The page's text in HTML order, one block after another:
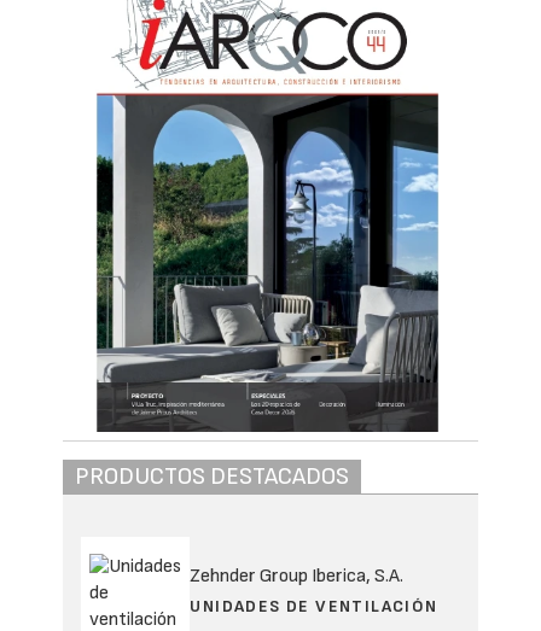
PRODUCTOS DESTACADOS
Zehnder Group Iberica, S.A.
UNIDADES DE VENTILACIÓN